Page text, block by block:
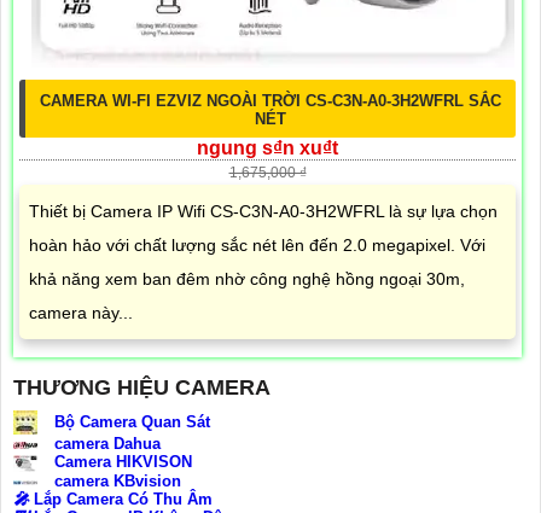
CAMERA WI-FI EZVIZ NGOÀI TRỜI CS-C3N-A0-3H2WFRL SẮC
NÉT
ngung s₫n xu₫t
1,675,000 ₫
Thiết bị Camera IP Wifi CS-C3N-A0-3H2WFRL là sự lựa chọn
hoàn hảo với chất lượng sắc nét lên đến 2.0 megapixel. Với
khả năng xem ban đêm nhờ công nghệ hồng ngoại 30m,
camera này...
THƯƠNG HIỆU CAMERA
Bộ Camera Quan Sát
camera Dahua
Camera HIKVISON
camera KBvision
️🎤️ Lắp Camera Có Thu Âm